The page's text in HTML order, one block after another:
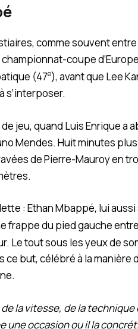
comme souvent
coupe
(47e), avant que Lee
s’interposer.
jeu, quand Luis Enrique a
Mendes. Huit minutes
de Pierre-Mauroy en
: Ethan Mbappé, lui
frappe du pied gauche
Le tout sous les yeux de
ce but, célébré à la manière
la vitesse, de la technique
une occasion ou il la